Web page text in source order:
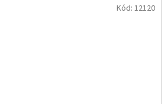
Kód: 12120